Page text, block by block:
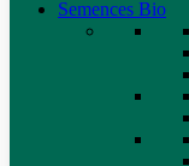
Semences Bio